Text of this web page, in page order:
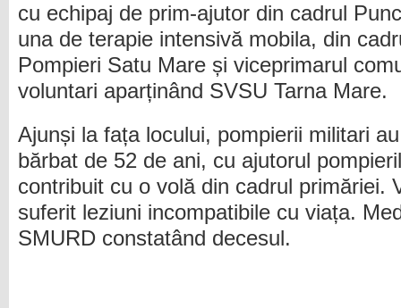
cu echipaj de prim-ajutor din cadrul
una de terapie intensivă mobila, din
Pompieri Satu Mare și viceprimarul
voluntari aparținând SVSU Tarna Mare.
Ajunși la fața locului, pompierii militari
bărbat de 52 de ani, cu ajutorul
contribuit cu o volă din cadrul primăriei.
suferit leziuni incompatibile cu viața.
SMURD constatând decesul.